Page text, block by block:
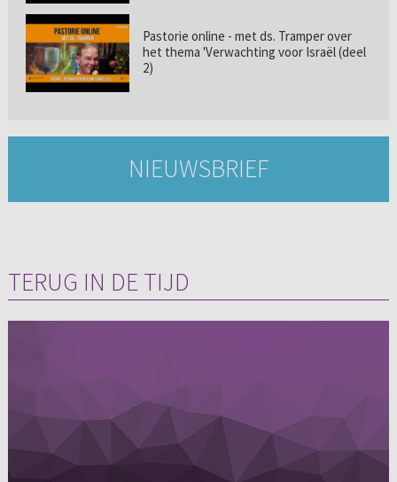
Pastorie online - met ds. Tramper over
het thema 'Verwachting voor Israël (deel
2)
NIEUWSBRIEF
TERUG IN DE TIJD